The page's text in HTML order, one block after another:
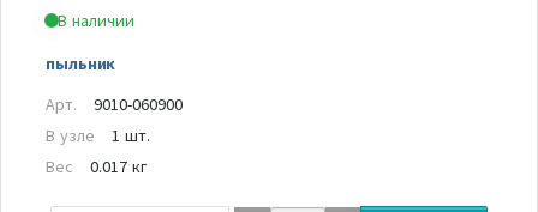
В наличии
пыльник
Арт.
9010-060900
В узле
1 шт.
Вес
0.017 кг